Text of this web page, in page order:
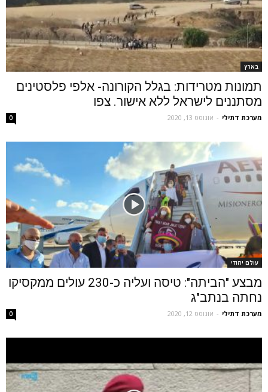
בארץ
תמונות מטרידות: בגלל הקורונה- אלפי פלסטינים
מסתננים לישראל ללא אישור. צפו
מערכת דתילי - אוגוסט 13, 2020 0
עולם יהודי
מבצע "הביתה": טיסה ועליה כ-230 עולים ממקסיקו
נחתה בנתב"ג
מערכת דתילי - אוגוסט 12, 2020 0